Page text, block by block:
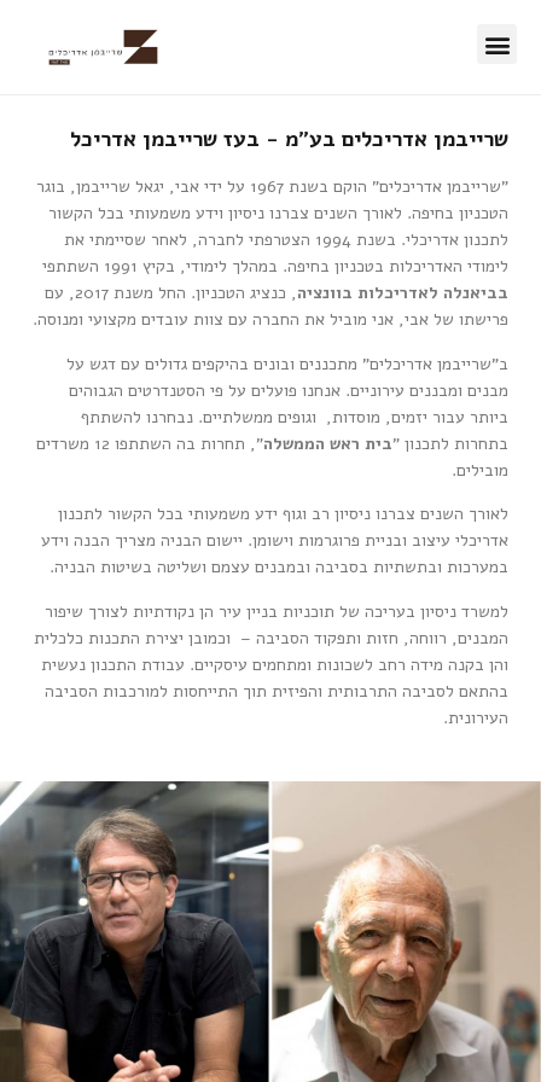
שרייבמן אדריכלים בע"מ - בעז שרייבמן אדריכל
"שרייבמן אדריכלים" הוקם בשנת 1967 על ידי אבי, יגאל שרייבמן, בוגר
הטכניון בחיפה. לאורך השנים צברנו ניסיון וידע משמעותי בכל הקשור
לתכנון אדריכלי. בשנת 1994 הצטרפתי לחברה, לאחר שסיימתי את
לימודי האדריכלות בטכניון בחיפה. במהלך לימודי, בקיץ 1991 השתתפי
בביאנלה לאדריכלות בוונציה
, כנציג הטכניון. החל משנת 2017, עם
פרישתו של אבי, אני מוביל את החברה עם צוות עובדים מקצועי ומנוסה.
ב"שרייבמן אדריכלים" מתכננים ובונים בהיקפים גדולים עם דגש על
מבנים ומבננים עירוניים. אנחנו פועלים על פי הסטנדרטים הגבוהים
ביותר עבור יזמים, מוסדות, וגופים ממשלתיים. נבחרנו להשתתף
בתחרות לתכנון "בית ראש הממשלה
", תחרות בה השתתפו 12 משרדים
מובילים.
לאורך השנים צברנו ניסיון רב וגוף ידע משמעותי בכל הקשור לתכנון
אדריכלי עיצוב ובניית פרוגרמות וישומן. יישום הבניה מצריך הבנה וידע
במערכות ובתשתיות בסביבה ובמבנים עצמם ושליטה בשיטות הבניה.
למשרד ניסיון בעריכה של תוכניות בניין עיר הן נקודתיות לצורך שיפור
המבנים, רווחה, חזות ותפקוד הסביבה – וכמובן יצירת התכנות כלכלית
והן בקנה מידה רחב לשכונות ומתחמים עיסקיים. עבודת התכנון נעשית
בהתאם לסביבה התרבותית והפיזית תוך התייחסות למורכבות הסביבה
העירונית.